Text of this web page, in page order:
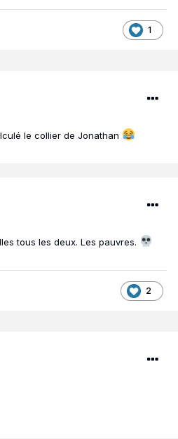
1
le collier de Jonathan
tous les deux. Les pauvres.
2